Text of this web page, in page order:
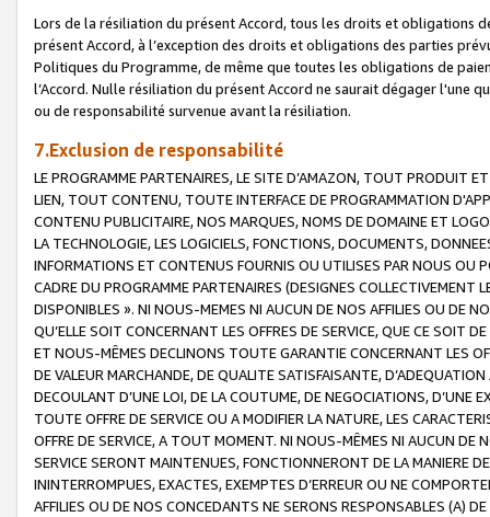
Lors de la résiliation du présent Accord, tous les droits et obligations
présent Accord, à l’exception des droits et obligations des parties
Politiques du Programme, de même que toutes les obligations de
l’Accord. Nulle résiliation du présent Accord ne saurait dégager l'une
ou de responsabilité survenue avant la résiliation.
7.Exclusion de responsabilité
LE PROGRAMME PARTENAIRES, LE SITE D’AMAZON, TOUT PRODUIT
LIEN, TOUT CONTENU, TOUTE INTERFACE DE PROGRAMMATION
CONTENU PUBLICITAIRE, NOS MARQUES, NOMS DE DOMAINE ET
LA TECHNOLOGIE, LES LOGICIELS, FONCTIONS, DOCUMENTS,
INFORMATIONS ET CONTENUS FOURNIS OU UTILISES PAR NOUS OU
CADRE DU PROGRAMME PARTENAIRES (DESIGNES COLLECTIVEMENT
DISPONIBLES ». NI NOUS-MEMES NI AUCUN DE NOS AFFILIES OU DE
QU’ELLE SOIT CONCERNANT LES OFFRES DE SERVICE, QUE CE SOIT
ET NOUS-MÊMES DECLINONS TOUTE GARANTIE CONCERNANT LES
DE VALEUR MARCHANDE, DE QUALITE SATISFAISANTE,
DECOULANT D’UNE LOI, DE LA COUTUME, DE NEGOCIATIONS, D’UNE
TOUTE OFFRE DE SERVICE OU A MODIFIER LA NATURE, LES
OFFRE DE SERVICE, A TOUT MOMENT. NI NOUS-MÊMES NI AUCUN DE
SERVICE SERONT MAINTENUES, FONCTIONNERONT DE LA MANIERE
ININTERROMPUES, EXACTES, EXEMPTES D’ERREUR OU NE
AFFILIES OU DE NOS CONCEDANTS NE SERONS RESPONSABLES (A)